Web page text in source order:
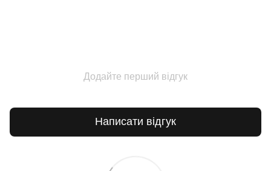
Додайте перший відгук
Написати відгук